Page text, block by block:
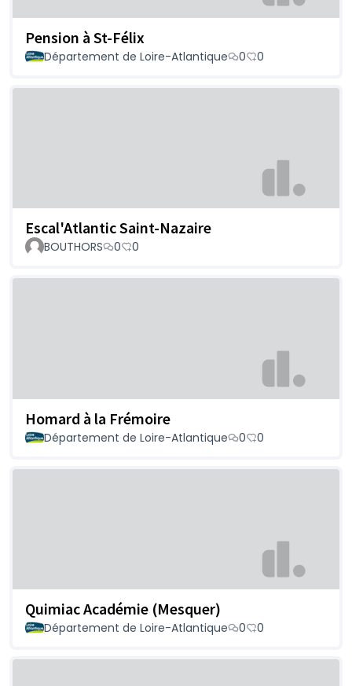
Pension à St-Félix
Département de Loire-Atlantique 0 0
Escal'Atlantic Saint-Nazaire
BOUTHORS 0 0
Homard à la Frémoire
Département de Loire-Atlantique 0 0
Quimiac Académie (Mesquer)
Département de Loire-Atlantique 0 0